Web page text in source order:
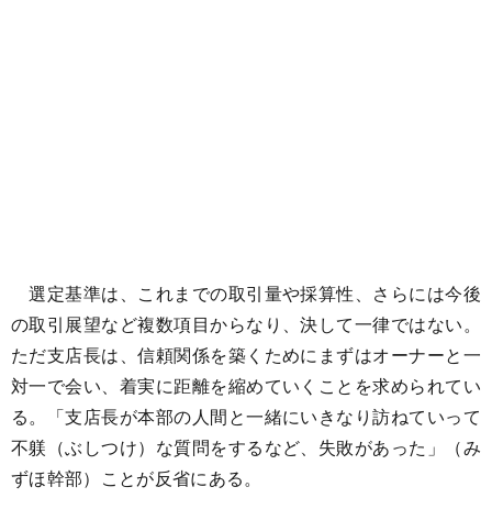
選定基準は、これまでの取引量や採算性、さらには今後
の取引展望など複数項目からなり、決して一律ではない。
ただ支店長は、信頼関係を築くためにまずはオーナーと一
対一で会い、着実に距離を縮めていくことを求められてい
る。「支店長が本部の人間と一緒にいきなり訪ねていって
不躾（ぶしつけ）な質問をするなど、失敗があった」（み
ずほ幹部）ことが反省にある。